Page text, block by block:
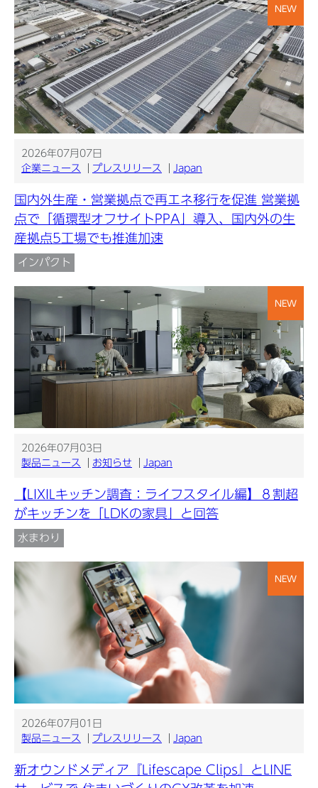
NEW
2026年07月07日
企業ニュース
プレスリリース Japan
国内外生産・営業拠点で再エネ移行を促進 営業拠
点で「循環型オフサイトPPA」導入、国内外の生
産拠点5工場でも推進加速
インパクト
NEW
2026年07月03日
製品ニュース
お知らせ Japan
【LIXILキッチン調査：ライフスタイル編】８割超
がキッチンを「LDKの家具」と回答
水まわり
NEW
2026年07月01日
製品ニュース
プレスリリース Japan
新オウンドメディア『Lifescape Clips』とLINE